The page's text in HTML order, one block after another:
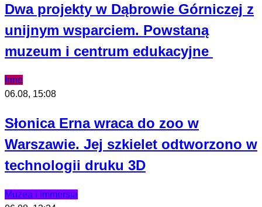
Dwa projekty w Dąbrowie Górniczej z
unijnym wsparciem. Powstaną
muzeum i centrum edukacyjne
Inne
06.08, 15:08
Słonica Erna wraca do zoo w
Warszawie. Jej szkielet odtworzono w
technologii druku 3D
Muzea i immersja